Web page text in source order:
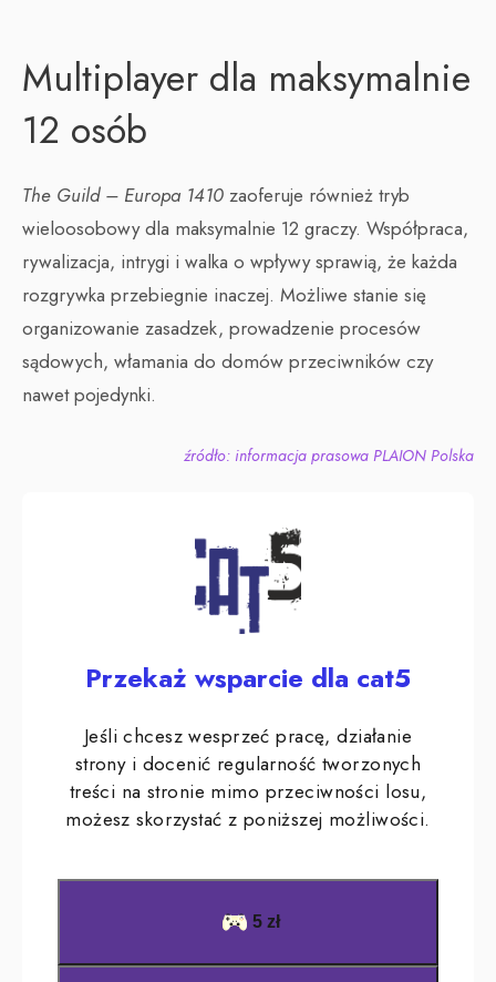
Multiplayer dla maksymalnie
12 osób
The Guild – Europa 1410 zaoferuje również tryb
wieloosobowy dla maksymalnie 12 graczy. Współpraca,
rywalizacja, intrygi i walka o wpływy sprawią, że każda
rozgrywka przebiegnie inaczej. Możliwe stanie się
organizowanie zasadzek, prowadzenie procesów
sądowych, włamania do domów przeciwników czy
nawet pojedynki.
źródło: informacja prasowa PLAION Polska